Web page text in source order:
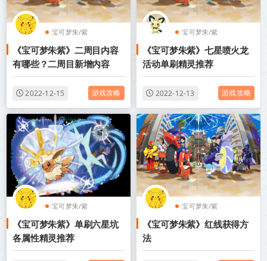
宝可梦朱/紫
《宝可梦朱紫》二周目内容
有哪些？二周目新增内容
2022-12-15 游戏攻略
宝可梦朱/紫
《宝可梦朱紫》七星喷火龙
活动单刷精灵推荐
2022-12-13 游戏攻略
宝可梦朱/紫
《宝可梦朱紫》单刷六星坑
各属性精灵推荐
宝可梦朱/紫
《宝可梦朱紫》红线获得方
法